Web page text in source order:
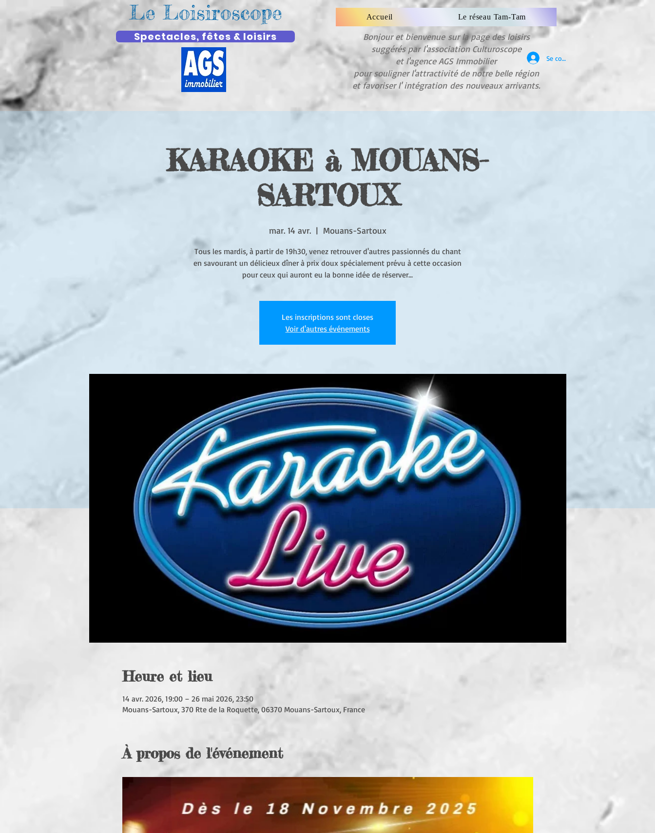
Le Loisiroscope
Spectacles, fêtes & loisirs
Accueil Le réseau Tam-Tam
Bonjour et bienvenue sur la page des loisirs
suggérés parl'association Culturoscope
et l'agence AGS Immobilier
pour souligner l'attractivité de notre belle région
et favoriser l' intégration des nouveaux arrivants.
KARAOKE à MOUANS-
SARTOUX
mar. 14 avr.
  |
Mouans-Sartoux
Tous les mardis, à partir de 19h30, venez retrouver d'autres passionnés du chant
en savourant un délicieux dîner à prix doux spécialement prévu à cette occasion
pour ceux qui auront eu la bonne idée de réserver...
Les inscriptions sont closes
Voir d'autres événements
Heure et lieu
14 avr. 2026, 19:00 – 26 mai 2026, 23:50
Mouans-Sartoux, 370 Rte de la Roquette, 06370 Mouans-Sartoux, France
À propos de l'événement
Se connecter